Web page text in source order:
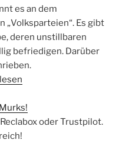
es an dem
„Volksparteien“. Es gibt
deren unstillbaren
befriedigen. Darüber
oder Trustpilot.